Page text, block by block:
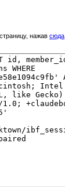
нажав сюда